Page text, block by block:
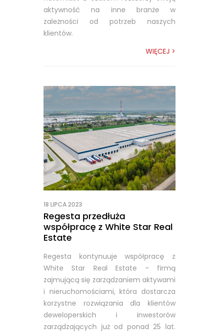
aktywność na inne branże w
zależności od potrzeb naszych
klientów.
WIĘCEJ >
18 LIPCA 2023
Regesta przedłuża
współpracę z White Star Real
Estate
Regesta kontynuuje współpracę z
White Star Real Estate - firmą
zajmującą się zarządzaniem aktywami
i nieruchomościami, która dostarcza
korzystne rozwiązania dla klientów
deweloperskich i inwestorów
zarządzających już od ponad 25 lat.